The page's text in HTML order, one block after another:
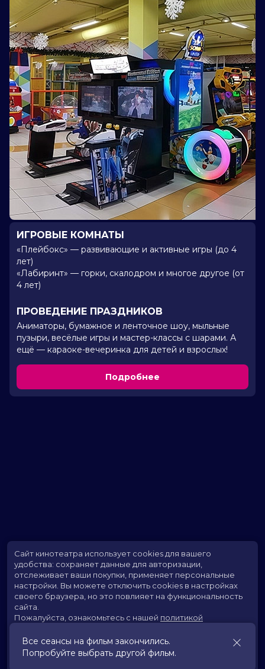
ИГРОВЫЕ КОМНАТЫ
«Плейбокс» — развивающие и активные игры (до 4
лет)
«Лабиринт» — горки, скалодром и многое другое (от
4 лет)
ПРОВЕДЕНИЕ ПРАЗДНИКОВ
Аниматоры, бумажное и ленточное шоу, мыльные
пузыри, весёлые игры и мастер-классы с шарами. А
ещё — караоке-вечеринка для детей и взрослых!
Подробнее
Все сеансы на фильм закончились.
Попробуйте выбрать другой фильм.
Сайт кинотеатра использует cookies для вашего
удобства: сохраняет данные для авторизации,
отслеживает ваши покупки, применяет персональные
настройки. Вы можете отключить cookies в настройках
своего браузера, но это повлияет на функциональность
сайта.
Пожалуйста, ознакомьтесь с нашей политикой
Принять